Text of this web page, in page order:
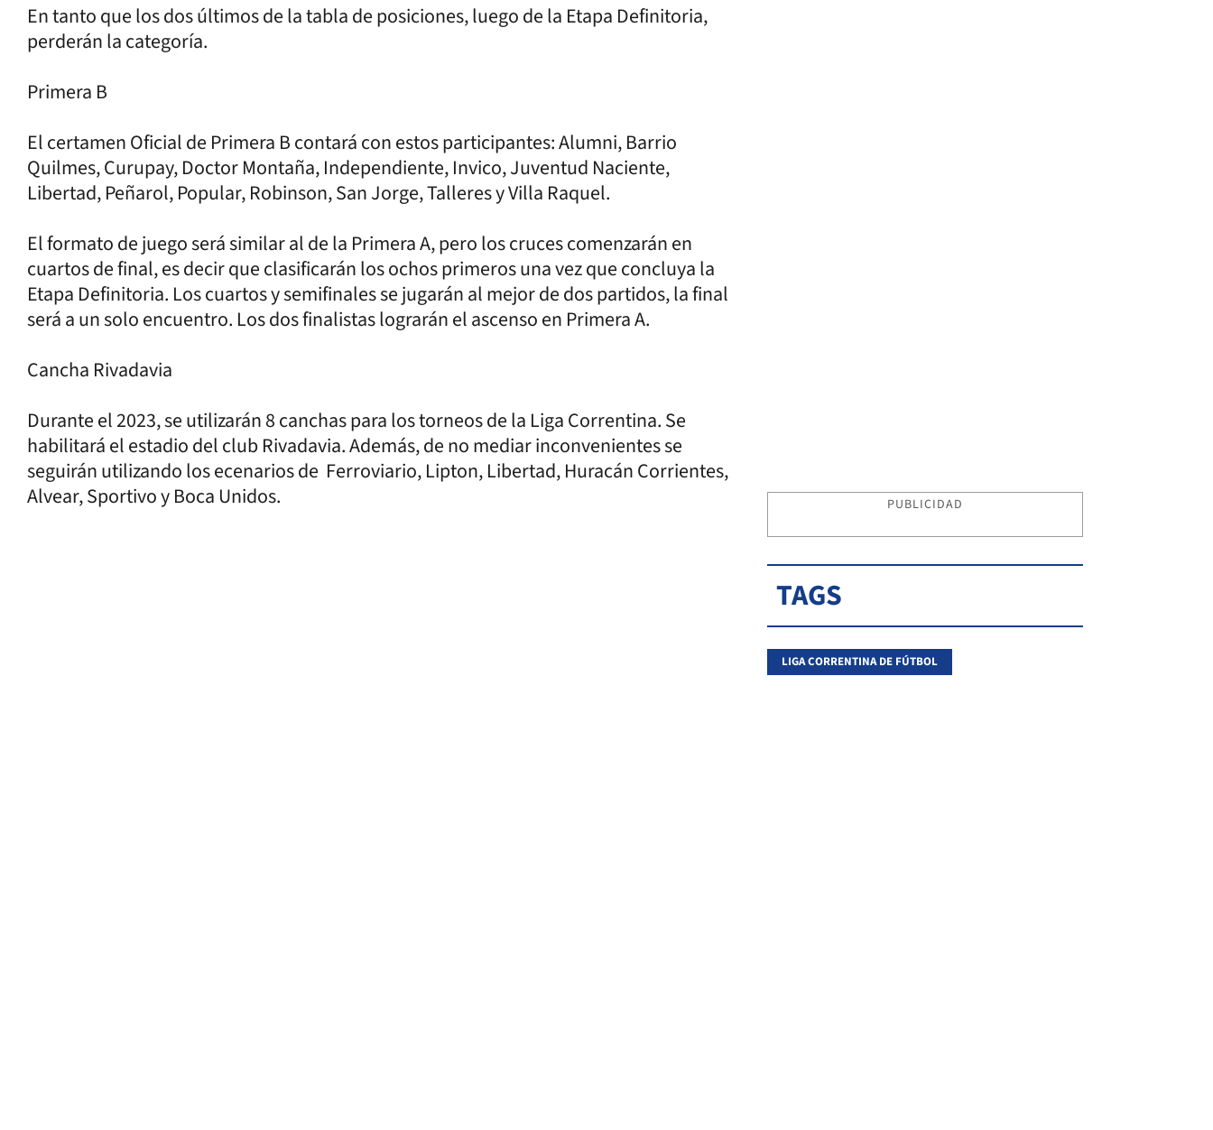
En tanto que los dos últimos de la tabla de posiciones, luego de la Etapa Definitoria,
perderán la categoría.
Primera B
El certamen Oficial de Primera B contará con estos participantes: Alumni, Barrio
Quilmes, Curupay, Doctor Montaña, Independiente, Invico, Juventud Naciente,
Libertad, Peñarol, Popular, Robinson, San Jorge, Talleres y Villa Raquel.
El formato de juego será similar al de la Primera A, pero los cruces comenzarán en
cuartos de final, es decir que clasificarán los ochos primeros una vez que concluya la
Etapa Definitoria. Los cuartos y semifinales se jugarán al mejor de dos partidos, la final
será a un solo encuentro. Los dos finalistas lograrán el ascenso en Primera A.
Cancha Rivadavia
Durante el 2023, se utilizarán 8 canchas para los torneos de la Liga Correntina. Se
habilitará el estadio del club Rivadavia. Además, de no mediar inconvenientes se
seguirán utilizando los ecenarios de Ferroviario, Lipton, Libertad, Huracán Corrientes,
Alvear, Sportivo y Boca Unidos.
PUBLICIDAD
TAGS
LIGA CORRENTINA DE FÚTBOL